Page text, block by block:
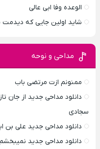
الوعده وفا ابی عالی
شاید اولین جایی که
مداحی و نوحه
ممنونم ازت مرتضی باب
دانلود مداحی جدید از جان
سجادی
دانلود مداحی جدید علی بن
دانلود مداحی جدید